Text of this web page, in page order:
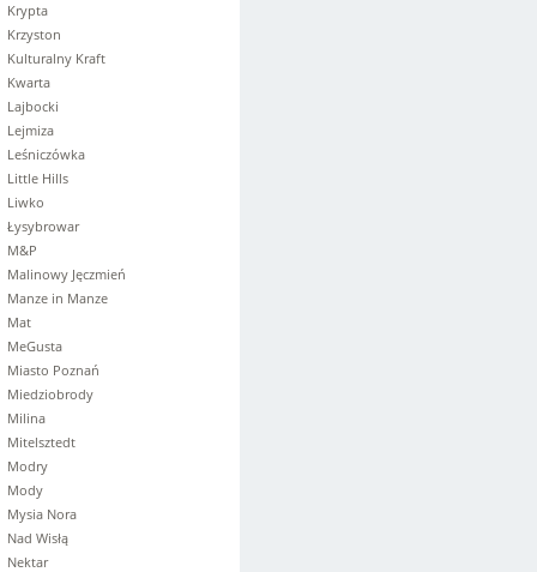
Krypta
Krzyston
Kulturalny Kraft
Kwarta
Lajbocki
Lejmiza
Leśniczówka
Little Hills
Liwko
Łysybrowar
M&P
Malinowy Jęczmień
Manze in Manze
Mat
MeGusta
Miasto Poznań
Miedziobrody
Milina
Mitelsztedt
Modry
Mody
Mysia Nora
Nad Wisłą
Nektar